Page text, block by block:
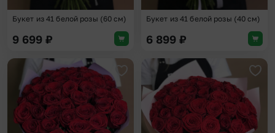
Букет из 41 белой розы (60 см)
9 699 ₽
Букет из 41 белой розы (40 см)
6 899 ₽
Добавить в избранное